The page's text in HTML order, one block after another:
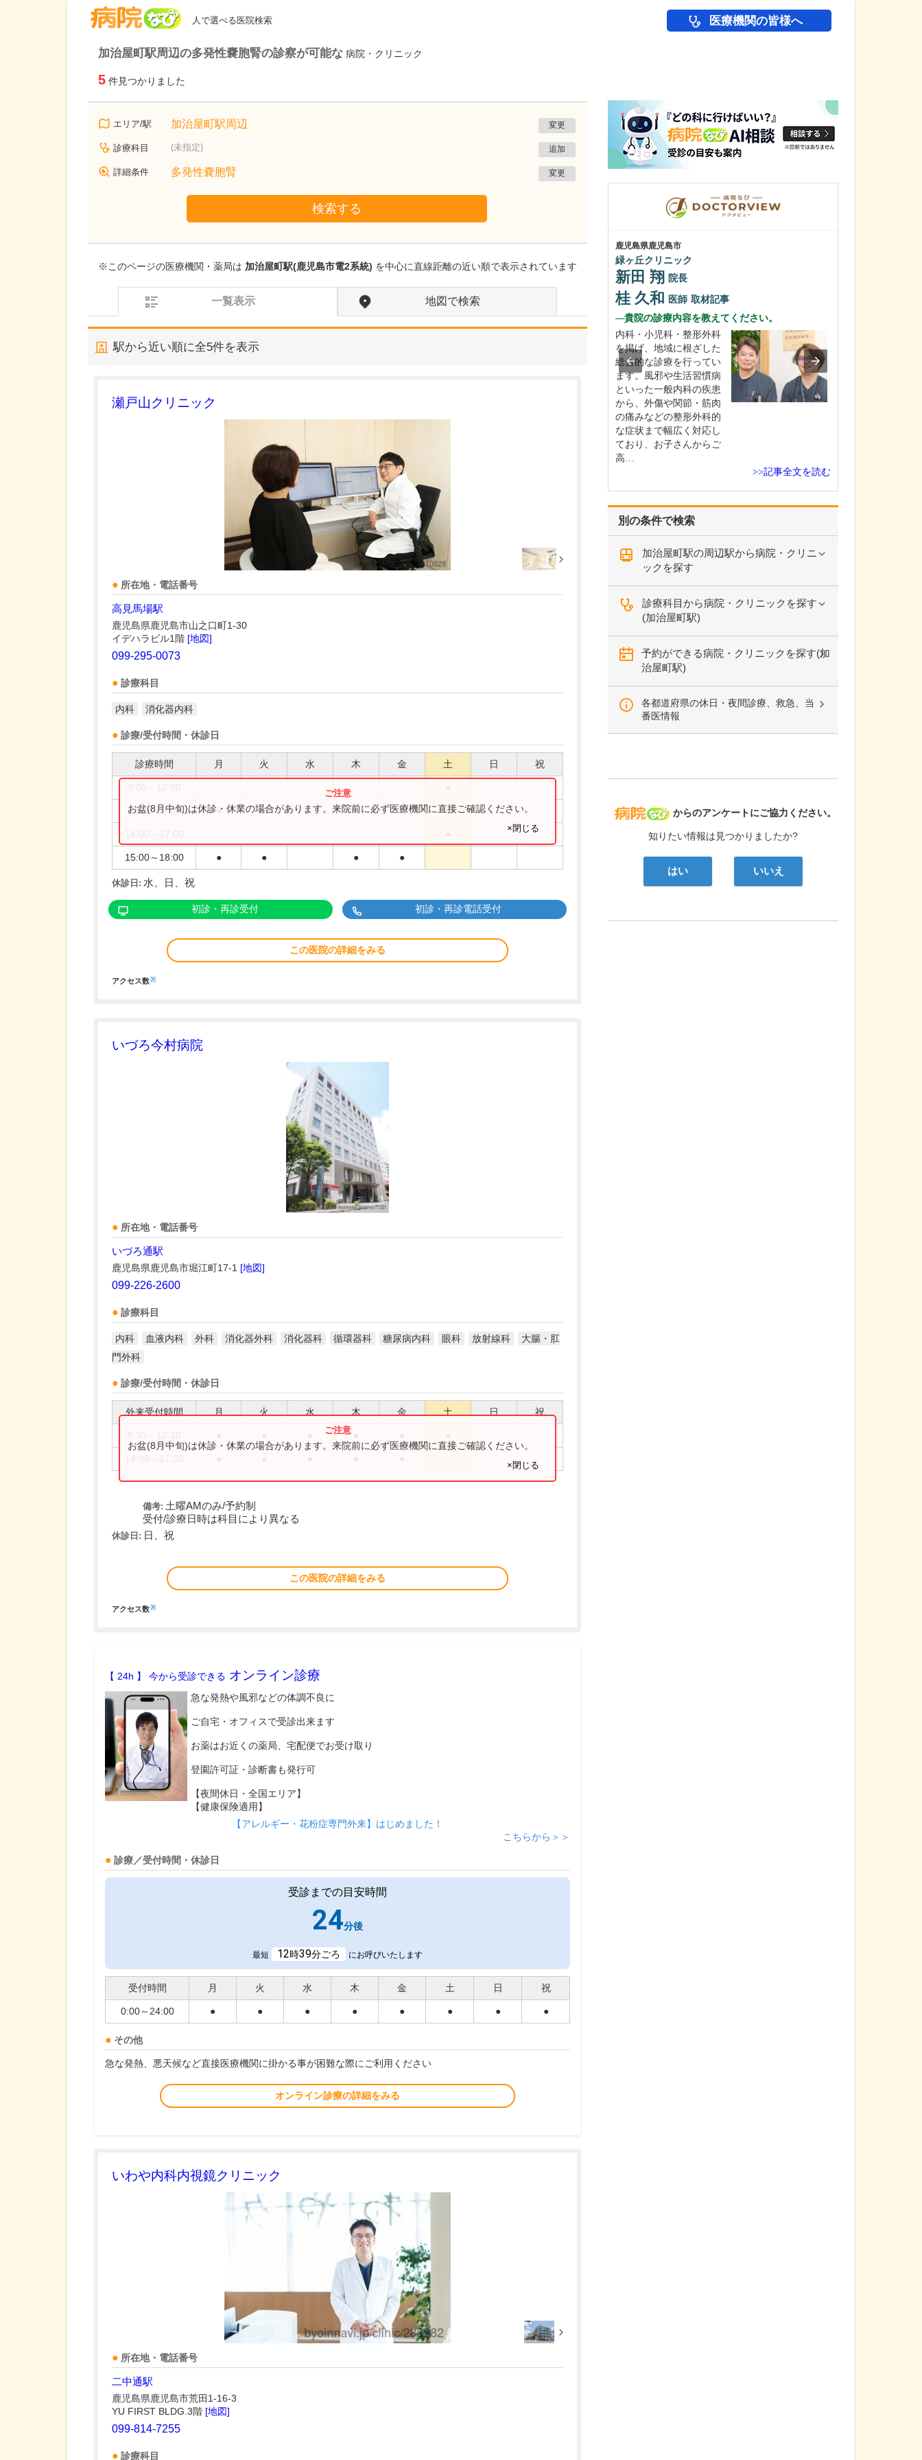
人で選べる医院検索 医療機関の皆様へ
加治屋町駅周辺の多発性嚢胞腎の診察が可能な 病院・クリニック
5 件見つかりました
エリア/駅 加治屋町駅周辺 変更
診療科目 (未指定) 追加
詳細条件 多発性嚢胞腎 変更
検索する
※このページの医療機関・薬局は 加治屋町駅(鹿児島市電2系統) を中心に直線距離の近い順で表示されています
一覧表示 地図で検索
駅から近い順に全5件を表示
瀬戸山クリニック
所在地・電話番号
高見馬場駅
鹿児島県鹿児島市山之口町1-30
イデハラビル1階 [地図]
099-295-0073
診療科目
内科 消化器内科
診療/受付時間・休診日
診療時間 月 火 水 木 金 土 日 祝
9:00～13:00 ● ● ● ●
15:00～18:00 ● ● ● ●
お盆(8月中旬)は休診・休業の場合があります。来院前に必ず医療機関に直接ご確認ください。
×閉じる
休診日: 水、日、祝
初診・再診受付 初診・再診電話受付
この医院の詳細をみる
アクセス数※
いづろ今村病院
所在地・電話番号
いづろ通駅
鹿児島県鹿児島市堀江町17-1 [地図]
099-226-2600
診療科目
内科 血液内科 外科 消化器外科 消化器科 循環器科 糖尿病内科 眼科 放射線科
大腸・肛
門外科
診療/受付時間・休診日
外来受付時間 月 火 水 木 金 土 日 祝
お盆(8月中旬)は休診・休業の場合があります。来院前に必ず医療機関に直接ご確認ください。
×閉じる
備考: 土曜AMのみ/予約制
受付/診療日時は科目により異なる
休診日: 日、祝
この医院の詳細をみる
アクセス数※
【 24h 】 今から受診できる オンライン診療
急な発熱や風邪などの体調不良に
ご自宅・オフィスで受診出来ます
お薬はお近くの薬局、宅配便でお受け取り
登園許可証・診断書も発行可
【夜間休日・全国エリア】
【健康保険適用】
【アレルギー・花粉症専門外来】はじめました！
こちらから＞＞
診療／受付時間・休診日
受診までの目安時間
24分後
最短 12時39分ごろ にお呼びいたします
受付時間 月 火 水 木 金 土 日 祝
0:00～24:00 ● ● ● ● ● ● ● ●
その他
急な発熱、悪天候など直接医療機関に掛かる事が困難な際にご利用ください
オンライン診療の詳細をみる
いわや内科内視鏡クリニック
所在地・電話番号
二中通駅
鹿児島県鹿児島市荒田1-16-3
YU FIRST BLDG.3階 [地図]
099-814-7255
診療科目
別の条件で検索
加治屋町駅の周辺駅から病院・クリニ
ックを探す
診療科目から病院・クリニックを探す
(加治屋町駅)
予約ができる病院・クリニックを探す(加
治屋町駅)
各都道府県の休日・夜間診療、救急、当
番医情報
病院なび
からのアンケートにご協力ください。
知りたい情報は見つかりましたか?
はい いいえ
鹿児島県鹿児島市
緑ヶ丘クリニック
新田 翔 院長
桂 久和 医師 取材記事
貴院の診療内容を教えてください。
内科・小児科・整形外科
を掲げ、地域に根ざした
総合的な診療を行ってい
ます。風邪や生活習慣病
といった一般内科の疾患
から、外傷や関節・筋肉
の痛みなどの整形外科的
な症状まで幅広く対応し
ており、お子さんからご
高…
>>記事全文を読む
東京都大田区
いしがき耳鼻咽喉科クリニック
力を入れている診療がありましたら教えてくだ
私は、迅速かつ的確な診